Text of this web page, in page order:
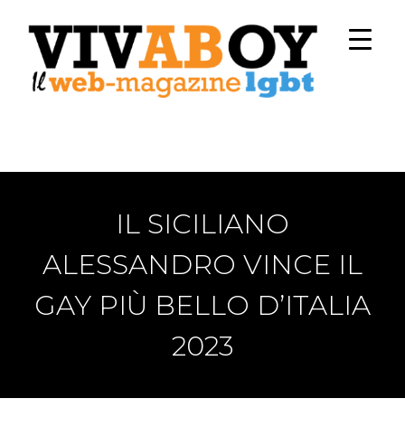
IL SICILIANO
ALESSANDRO VINCE IL
GAY PIÙ BELLO D’ITALIA
2023